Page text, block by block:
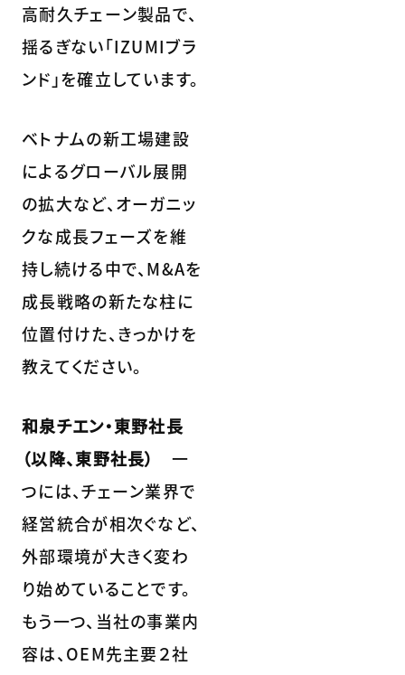
高耐久チェーン製品で、
揺るぎない「IZUMIブラ
ンド」を確立しています。
ベトナムの新工場建設
によるグローバル展開
の拡大など、オーガニッ
クな成長フェーズを維
持し続ける中で、M&Aを
成長戦略の新たな柱に
位置付けた、きっかけを
教えてください。
和泉チエン・東野社長
（以降、東野社長） 一
つには、チェーン業界で
経営統合が相次ぐなど、
外部環境が大きく変わ
り始めていることです。
もう一つ、当社の事業内
容は、OEM先主要２社